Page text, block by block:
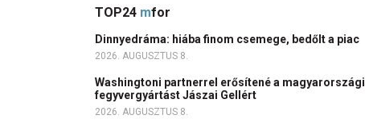
TOP24 mfor
Dinnyedráma: hiába finom csemege, bedőlt a piac
2026. AUGUSZTUS 8.
Washingtoni partnerrel erősítené a magyarországi
fegyvergyártást Jászai Gellért
2026. AUGUSZTUS 8.